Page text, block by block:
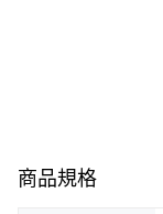
商品規格